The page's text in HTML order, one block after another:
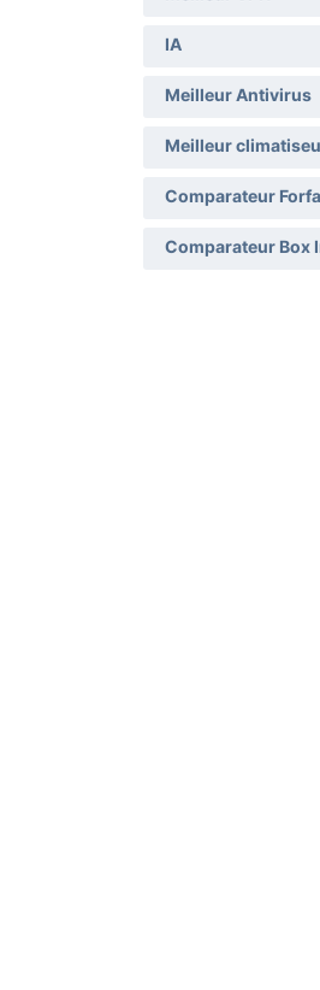
IA
Meilleur Antivirus
Meilleur
Comparateur
Comparateur Box